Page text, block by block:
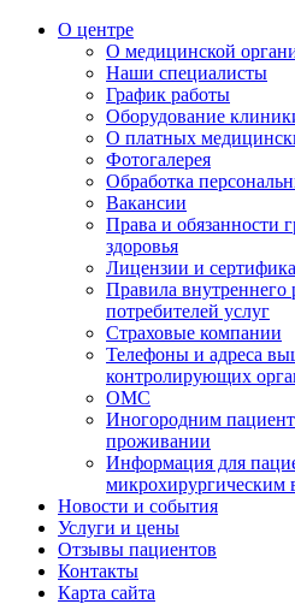
О центре
О медицинской
Наши специалисты
График работы
Оборудование
О платных
Фотогалерея
Обработка
Вакансии
Права и обязанности
здоровья
Лицензии и
Правила внутреннего
потребителей услуг
Страховые компании
Телефоны и адреса
контролирующих
ОМС
Иногородним
проживании
Информация для
микрохирургическим
Новости и события
Услуги и цены
Отзывы пациентов
Контакты
Карта сайта